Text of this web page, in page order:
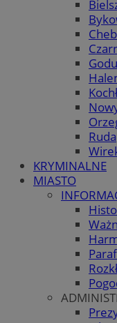
Ruda
KRYMINALNE
MIASTO